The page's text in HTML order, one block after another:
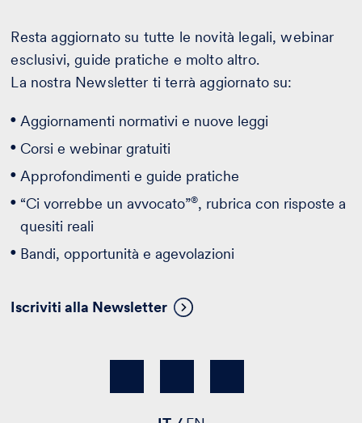
Resta aggiornato su tutte le novità legali, webinar
esclusivi, guide pratiche e molto altro.
La nostra Newsletter ti terrà aggiornato su:
Aggiornamenti normativi e nuove leggi
Corsi e webinar gratuiti
Approfondimenti e guide pratiche
“Ci vorrebbe un avvocato”®, rubrica con risposte a
quesiti reali
Bandi, opportunità e agevolazioni
Iscriviti alla Newsletter